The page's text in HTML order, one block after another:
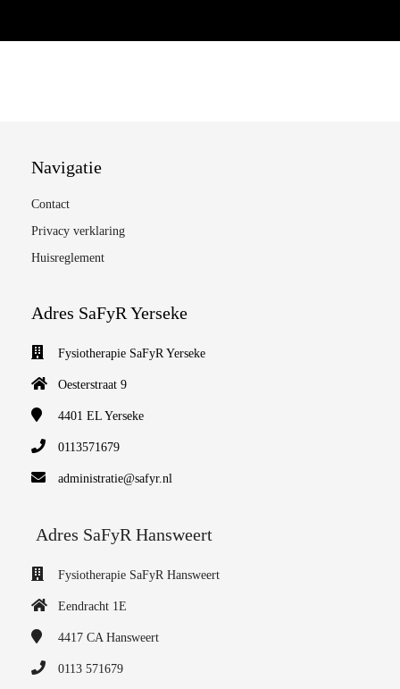
Navigatie
Contact
Privacy verklaring
Huisreglement
Adres SaFyR Yerseke
Fysiotherapie SaFyR Yerseke
Oesterstraat 9
4401 EL Yerseke
0113571679
administratie@safyr.nl
Adres SaFyR Hansweert
Fysiotherapie SaFyR Hansweert
Eendracht 1E
4417 CA Hansweert
0113 571679